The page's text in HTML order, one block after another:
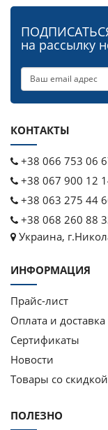
на рассылку
КОНТАКТЫ
+38 066 753 06
+38 067 900 12
+38 063 275 44
+38 068 260 88
Украина,
ИНФОРМАЦИЯ
Прайс-лист
Оплата и доставка
Сертификаты
Новости
Товары со скидкой
ПОЛЕЗНО